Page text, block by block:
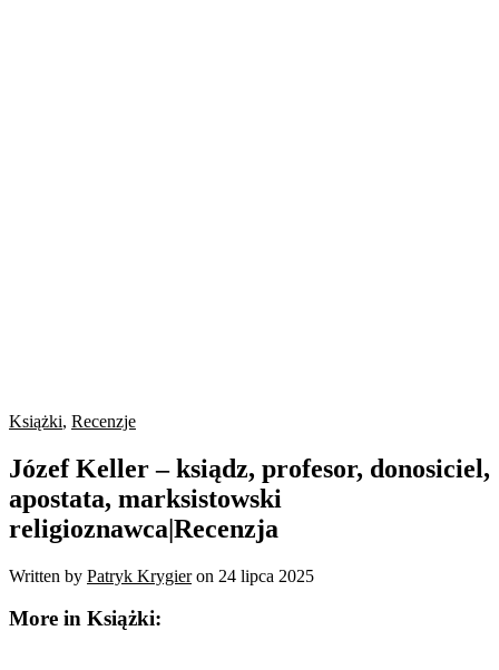
Książki, Recenzje
Józef Keller – ksiądz, profesor, donosiciel,
apostata, marksistowski
religioznawca|Recenzja
Written by Patryk Krygier on 24 lipca 2025
More in Książki: